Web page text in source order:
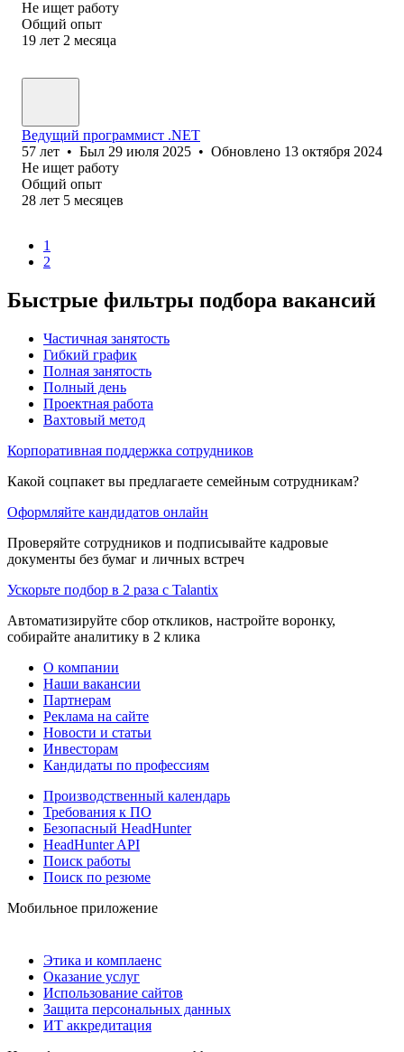
Не ищет работу
Общий опыт
19 лет 2 месяца
Ведущий программист .NET
57 лет • Был 29 июля 2025 • Обновлено 13 октября 2024
Не ищет работу
Общий опыт
28 лет 5 месяцев
1
2
Быстрые фильтры подбора вакансий
Частичная занятость
Гибкий график
Полная занятость
Полный день
Проектная работа
Вахтовый метод
Корпоративная поддержка сотрудников
Какой соцпакет вы предлагаете семейным сотрудникам?
Оформляйте кандидатов онлайн
Проверяйте сотрудников и подписывайте кадровые
документы без бумаг и личных встреч
Ускорьте подбор в 2 раза с Talantix
Автоматизируйте сбор откликов, настройте воронку,
собирайте аналитику в 2 клика
О компании
Наши вакансии
Партнерам
Реклама на сайте
Новости и статьи
Инвесторам
Кандидаты по профессиям
Производственный календарь
Требования к ПО
Безопасный HeadHunter
HeadHunter API
Поиск работы
Поиск по резюме
Мобильное приложение
Этика и комплаенс
Оказание услуг
Использование сайтов
Защита персональных данных
ИТ аккредитация